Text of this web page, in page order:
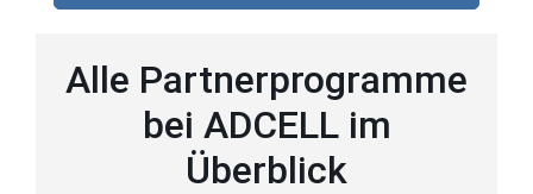
Alle Partnerprogramme
bei ADCELL im
Überblick